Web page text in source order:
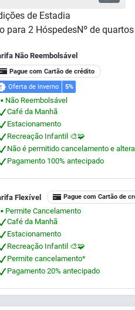
de Estadia
para 2 HóspedesNº de quartos
Não Reembolsável
Pague com Cartão de crédito
Oferta de Inverno 5%
⬤
Não Reembolsável
Café da Manhã
Estacionamento
Recreação Infantil 🎨🧩
Não é permitido cancelamento e
Pagamento 100% antecipado
Flexível Pague com Cartão de
⬤
Permite Cancelamento
Café da Manhã
Estacionamento
Recreação Infantil 🎨🧩
Permite cancelamento*
Pagamento 20% antecipado